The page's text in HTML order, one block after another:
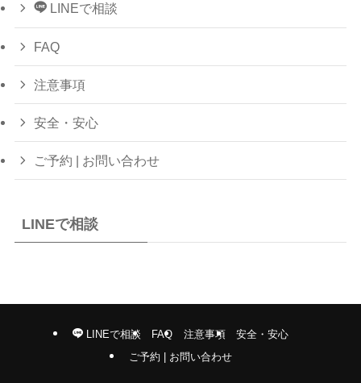
LINEで相談
FAQ
注意事項
安全・安心
ご予約 | お問い合わせ
LINEで相談
LINEで相談 FAQ 注意事項
安全・安心
ご予約 | お問い合わせ